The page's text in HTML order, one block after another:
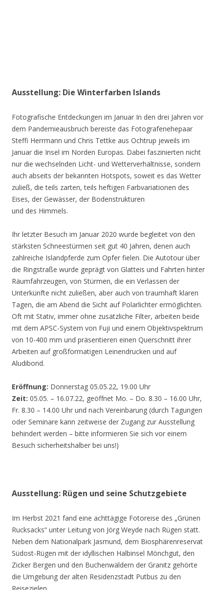
Ausstellung: Die Winterfarben Islands
Fotografische Entdeckungen im Januar In den drei Jahren vor
dem Pandemieausbruch bereiste das Fotografenehepaar
Steffi Herrmann und Chris Tettke aus Ochtrup jeweils im
Januar die Insel im Norden Europas. Dabei faszinierten nicht
nur die wechselnden Licht- und Wetterverhältnisse, sondern
auch abseits der bekannten Hotspots, soweit es das Wetter
zuließ, die teils zarten, teils heftigen Farbvariationen des
Eises, der Gewässer, der Bodenstrukturen
und des Himmels.
Ihr letzter Besuch im Januar 2020 wurde begleitet von den
stärksten Schneestürmen seit gut 40 Jahren, denen auch
zahlreiche Islandpferde zum Opfer fielen. Die Autotour über
die Ringstraße wurde geprägt von Glatteis und Fahrten hinter
Räumfahrzeugen, von Stürmen, die ein Verlassen der
Unterkünfte nicht zuließen, aber auch von traumhaft klaren
Tagen, die am Abend die Sicht auf Polarlichter ermöglichten.
Oft mit Stativ, immer ohne zusätzliche Filter, arbeiten beide
mit dem APSC-System von Fuji und einem Objektivspektrum
von 10-400 mm und präsentieren einen Querschnitt ihrer
Arbeiten auf großformatigen Leinendrucken und auf
Aludibond.
Eröffnung: Donnerstag 05.05.22, 19.00 Uhr
Zeit: 05.05. – 16.07.22, geöffnet Mo. – Do. 8.30 – 16.00 Uhr,
Fr. 8.30 – 14.00 Uhr und nach Vereinbarung (durch Tagungen
oder Seminare kann zeitweise der Zugang zur Ausstellung
behindert werden – bitte informieren Sie sich vor einem
Besuch sicherheitshalber bei uns!)
Ausstellung: Rügen und seine Schutzgebiete
Im Herbst 2021 fand eine achttägige Fotoreise des „Grünen
Rucksacks“ unter Leitung von Jörg Weyde nach Rügen statt.
Neben dem Nationalpark Jasmund, dem Biosphärenreservat
Südost-Rügen mit der idyllischen Halbinsel Mönchgut, den
Zicker Bergen und den Buchenwäldern der Granitz gehörte
die Umgebung der alten Residenzstadt Putbus zu den